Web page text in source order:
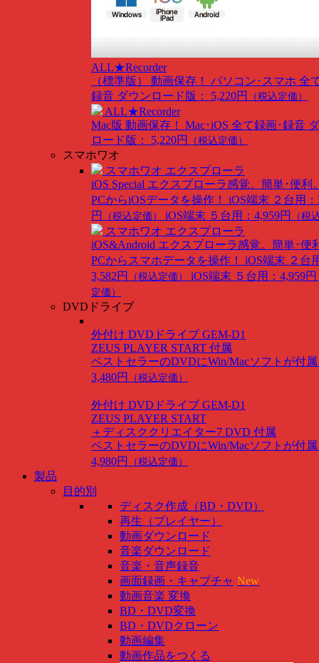
ALL★Recorder
（標準版） 動画保存！ パソコン･スマホ 全
録音 ダウンロード版： 5,220円 （税込定価）
ALL★Recorder
Mac版 動画保存！ Mac･iOS 全て録画･録音
ロード版： 5,220円
（税込定価）
スマホワオ
スマホワオ エクスプローラ
iOS Special エクスプローラ感覚。簡単･便利
PCからiOSデータを操作！ iOS端末 ２台用：
円
（税込定価） iOS端末 ５台用：4,959円 （税
スマホワオ エクスプローラ
iOS&Android エクスプローラ感覚。簡単･便
PCからスマホデータを操作！ iOS端末 ２台
3,582円
（税込定価） iOS端末 ５台用：4,959円
定価）
DVDドライブ
外付け DVDドライブ GEM-D1
ZEUS PLAYER START 付属
ベストセラーのDVDにWin/Macソフトが付
3,480円
（税込定価）
外付け DVDドライブ GEM-D1
ZEUS PLAYER START
＋ディスククリエイター7 DVD 付属
ベストセラーのDVDにWin/Macソフトが付
4,980円
（税込定価）
製品
目的別
ディスク作成（BD・DVD）
再生（プレイヤー）
動画ダウンロード
音楽ダウンロード
音楽・音声録音
画面録画・キャプチャ New
動画音楽 変換
BD・DVD変換
BD・DVDクローン
動画編集
動画作品をつくる